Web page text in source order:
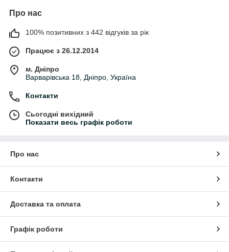
Про нас
100% позитивних з 442 відгуків за рік
Працює з 26.12.2014
м. Дніпро
Варварівська 18, Дніпро, Україна
Контакти
Сьогодні вихідний
Показати весь графік роботи
Про нас
Контакти
Доставка та оплата
Графік роботи